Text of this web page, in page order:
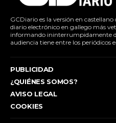
GCDiario es la versión en
diario electrónico en gallego más
informando ininterrumpidamente
audiencia tiene entre los periódicos
PUBLICIDAD
¿QUIÉNES SOMOS?
AVISO LEGAL
COOKIES